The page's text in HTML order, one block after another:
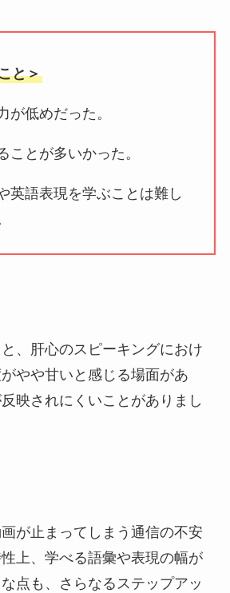
と＞
が低めだった。
ことが多いかった。
英語表現を学ぶことは難し
、肝心のスピーキングにおけ
やや甘いと感じる場面があ
映されにくいことがありまし
が止まってしまう通信の不安
上、学べる語彙や表現の幅が
点も、さらなるステップアッ